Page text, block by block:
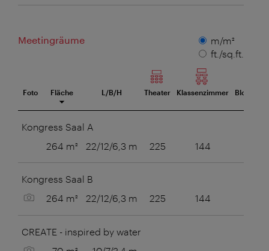
Maßeinheit
m/m²
ft./sq.ft.
Meetingräume
Foto Fläche L/B/H Theater Klassenzimmer Blocktafel
Kongress Saal A
264 m²
22/12/6,3 m 225 144
Kongress Saal B
Bild anzeigen
264 m² 22/12/6,3 m 225 144
CREATE - inspired by water